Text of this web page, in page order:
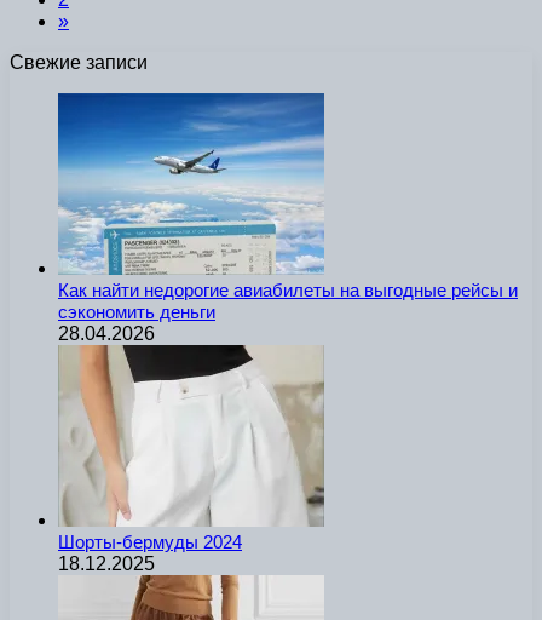
»
Свежие записи
Как найти недорогие авиабилеты на выгодные рейсы и
сэкономить деньги
28.04.2026
Шорты-бермуды 2024
18.12.2025